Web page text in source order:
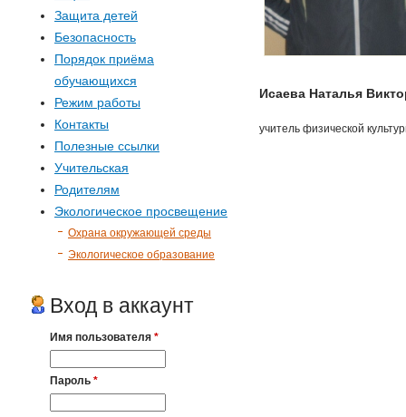
Исаева Наталья
учитель физической
Защита детей
Безопасность
Порядок приёма
обучающихся
Режим работы
Контакты
Полезные ссылки
Учительская
Родителям
Экологическое просвещение
Охрана окружающей среды
Экологическое образование
Вход в аккаунт
Имя пользователя *
Пароль *